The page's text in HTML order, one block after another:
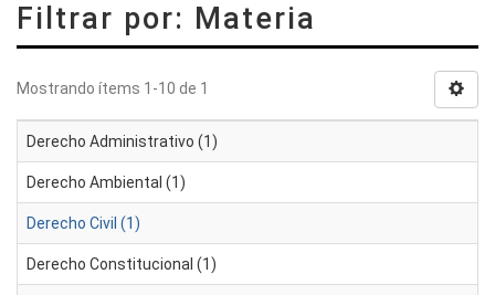
Filtrar por: Materia
Mostrando ítems 1-10 de 1
Derecho Administrativo (1)
Derecho Ambiental (1)
Derecho Civil (1)
Derecho Constitucional (1)